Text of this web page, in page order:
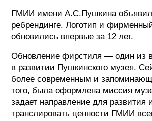
ГМИИ имени А.С.Пушкина
ребрендинге. Логотип и
обновились впервые за 12 лет.
Обновление фирстиля — один из
в развитии Пушкинского музея.
более современным и
того, была оформлена миссия
задает направление для развития
транслировать ценности ГМИИ
БИЗНЕС И
ФОТОГРАФИЯ
ТИПОГРАФИКА